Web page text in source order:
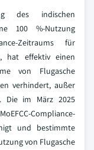
des indischen
100 %-Nutzung
Zeitraums für
hat effektiv einen
von Flugasche
verhindert, außer
Die im März 2025
Compliance-
und bestimmte
von Flugasche